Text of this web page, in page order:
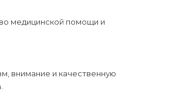
медицинской помощи и
внимание и качественную